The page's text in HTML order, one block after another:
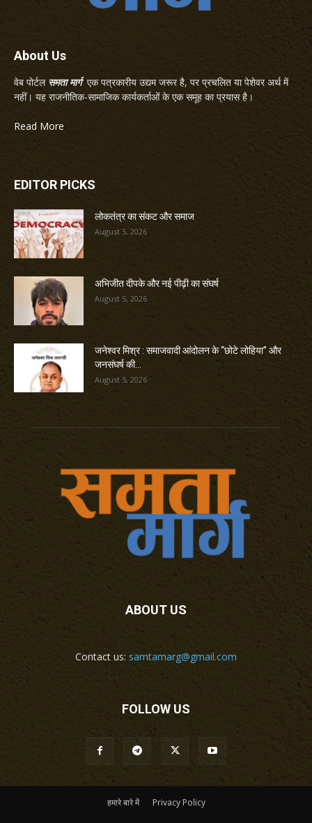
About Us
वेब पोर्टल समता मार्गएक पत्रकारीय उद्यम जरूर है, पर प्रचलित या पेशेवर अर्थ में
नहीं। यह राजनीतिक-सामाजिक कार्यकर्ताओं के एक समूह का प्रयास है।
Read More
EDITOR PICKS
लोकतंत्र का संकट और समाज
August 5, 2026
अभिजीत दीपके और नई पीढ़ी का संघर्ष
August 5, 2026
जनेश्वर मिश्र : समाजवादी आंदोलन के “छोटे लोहिया” और
जनसंघर्ष की...
August 5, 2026
ABOUT US
Contact us: samtamarg@gmail.com
FOLLOW US
हमारे बारे में Privacy Policy